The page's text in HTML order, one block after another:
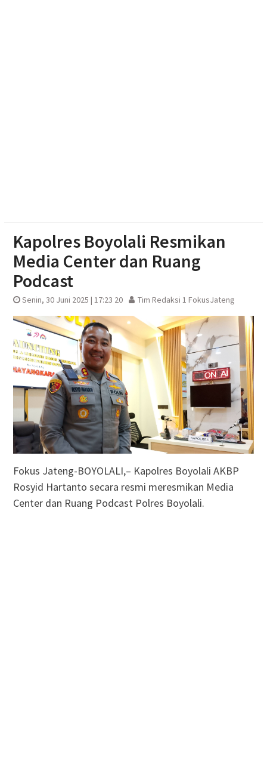
Kapolres Boyolali Resmikan
Media Center dan Ruang
Podcast
Senin, 30 Juni 2025 | 17:23 20 Tim Redaksi 1 FokusJateng
Fokus Jateng-BOYOLALI,– Kapolres Boyolali AKBP
Rosyid Hartanto secara resmi meresmikan Media
Center dan Ruang Podcast Polres Boyolali.